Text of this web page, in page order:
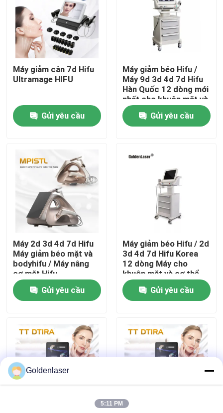
Nhà
Hướng dẫn VR
Về chúng tôi
Tham quan nhà máy
Liên hệ chúng tôi
Tin tức
Máy giảm cân 7d Hifu
Ultramage HIFU
Gửi yêu cầu
Máy giảm béo Hifu /
Máy 9d 3d 4d 7d Hifu
Hàn Quốc 12 dòng mới
nhất cho khuôn mặt và
cơ thể
Gửi yêu cầu
Máy 2d 3d 4d 7d Hifu
Máy giảm béo mặt và
bodyhifu / Máy nâng
cơ mặt Hifu
Gửi yêu cầu
Máy giảm béo Hifu / 2d
3d 4d 7d Hifu Korea
12 dòng Máy cho
khuôn mặt và cơ thể
Gửi yêu cầu
Goldenlaser
5:11 PM